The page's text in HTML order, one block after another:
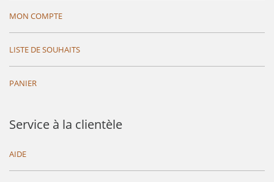
MON COMPTE
LISTE DE SOUHAITS
PANIER
Service à la clientèle
AIDE